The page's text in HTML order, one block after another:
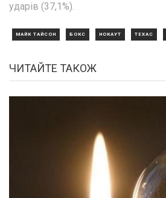
ударів (37,1%).
МАЙК ТАЙСОН БОКС НОКАУТ ТЕХАС
ЧИТАЙТЕ ТАКОЖ